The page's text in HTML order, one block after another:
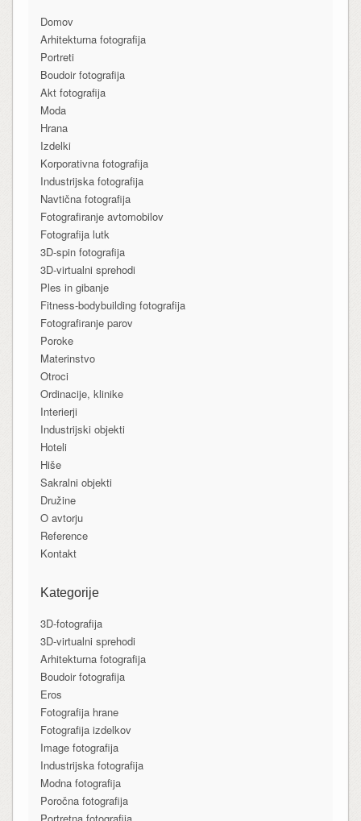
Domov
Arhitekturna fotografija
Portreti
Boudoir fotografija
Akt fotografija
Moda
Hrana
Izdelki
Korporativna fotografija
Industrijska fotografija
Navtična fotografija
Fotografiranje avtomobilov
Fotografija lutk
3D-spin fotografija
3D-virtualni sprehodi
Ples in gibanje
Fitness-bodybuilding fotografija
Fotografiranje parov
Poroke
Materinstvo
Otroci
Ordinacije, klinike
Interierji
Industrijski objekti
Hoteli
Hiše
Sakralni objekti
Družine
O avtorju
Reference
Kontakt
Kategorije
3D-fotografija
3D-virtualni sprehodi
Arhitekturna fotografija
Boudoir fotografija
Eros
Fotografija hrane
Fotografija izdelkov
Image fotografija
Industrijska fotografija
Modna fotografija
Poročna fotografija
Portretna fotografija